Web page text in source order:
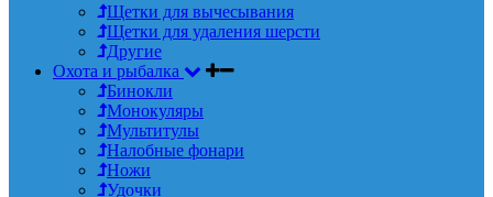
Щетки для вычесывания
Щетки для удаления шерсти
Другие
Охота и рыбалка
Бинокли
Монокуляры
Мультитулы
Налобные фонари
Ножи
Удочки